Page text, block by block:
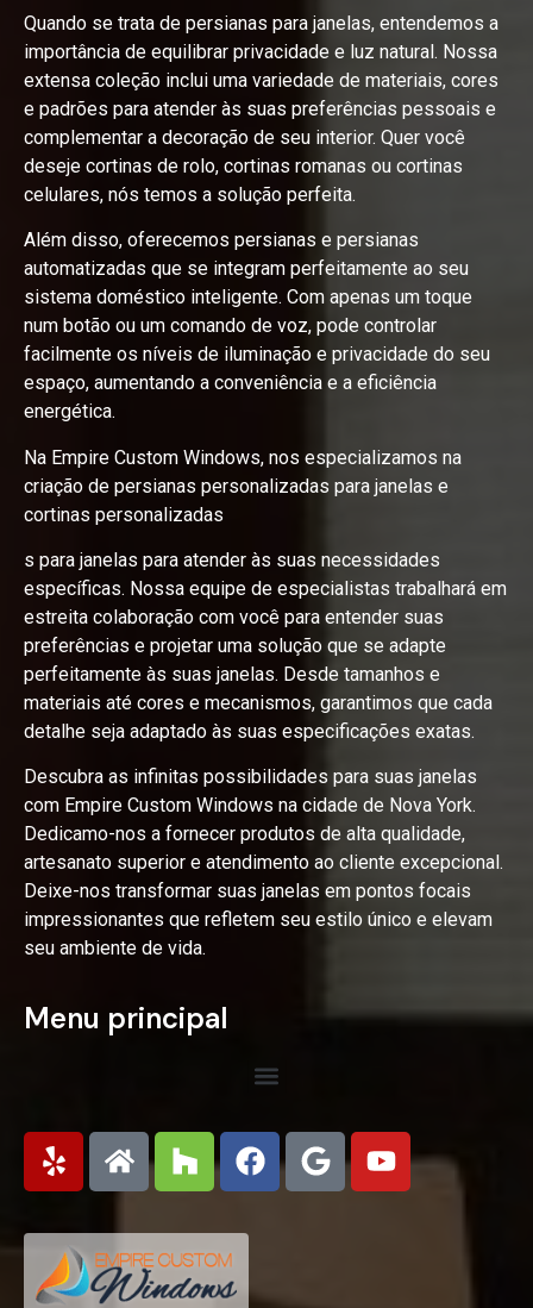
Quando se trata de persianas para janelas, entendemos a
importância de equilibrar privacidade e luz natural. Nossa
extensa coleção inclui uma variedade de materiais, cores
e padrões para atender às suas preferências pessoais e
complementar a decoração de seu interior. Quer você
deseje cortinas de rolo, cortinas romanas ou cortinas
celulares, nós temos a solução perfeita.
Além disso, oferecemos persianas e persianas
automatizadas que se integram perfeitamente ao seu
sistema doméstico inteligente. Com apenas um toque
num botão ou um comando de voz, pode controlar
facilmente os níveis de iluminação e privacidade do seu
espaço, aumentando a conveniência e a eficiência
energética.
Na Empire Custom Windows, nos especializamos na
criação de persianas personalizadas para janelas e
cortinas personalizadas
s para janelas para atender às suas necessidades
específicas. Nossa equipe de especialistas trabalhará em
estreita colaboração com você para entender suas
preferências e projetar uma solução que se adapte
perfeitamente às suas janelas. Desde tamanhos e
materiais até cores e mecanismos, garantimos que cada
detalhe seja adaptado às suas especificações exatas.
Descubra as infinitas possibilidades para suas janelas
com Empire Custom Windows na cidade de Nova York.
Dedicamo-nos a fornecer produtos de alta qualidade,
artesanato superior e atendimento ao cliente excepcional.
Deixe-nos transformar suas janelas em pontos focais
impressionantes que refletem seu estilo único e elevam
seu ambiente de vida.
Menu principal